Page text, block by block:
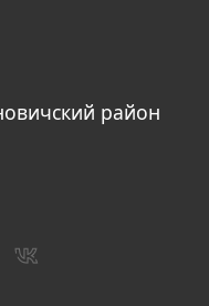
район